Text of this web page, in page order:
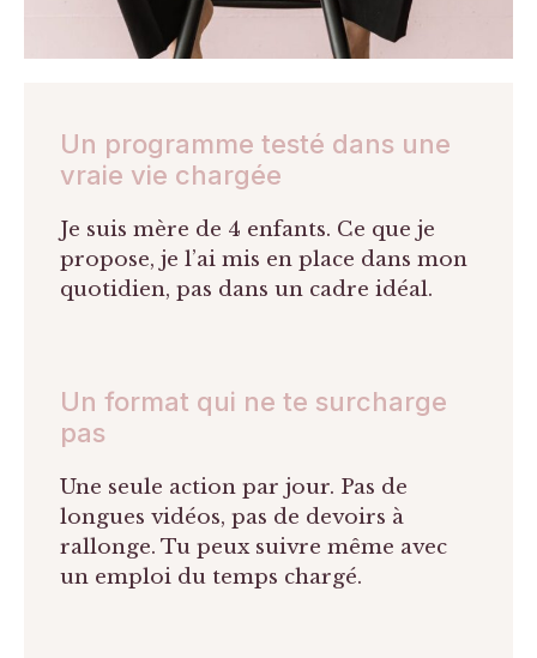
Un programme testé dans une
vraie vie chargée
Je suis mère de 4 enfants. Ce que je
propose, je l’ai mis en place dans mon
quotidien, pas dans un cadre idéal.
Un format qui ne te surcharge
pas
Une seule action par jour. Pas de
longues vidéos, pas de devoirs à
rallonge. Tu peux suivre même avec
un emploi du temps chargé.